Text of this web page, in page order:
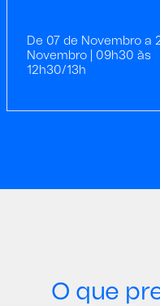
De 07 de Novembro a
Novembro | 09h30 às
12h30/13h
O que